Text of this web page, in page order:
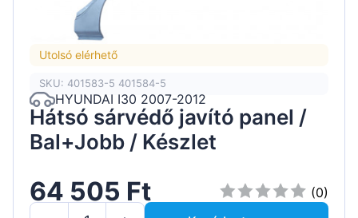
Utolsó elérhető
SKU: 401583-5 401584-5
HYUNDAI I30 2007-2012
Hátsó sárvédő javító panel /
Bal+Jobb / Készlet
64 505 Ft
(0)